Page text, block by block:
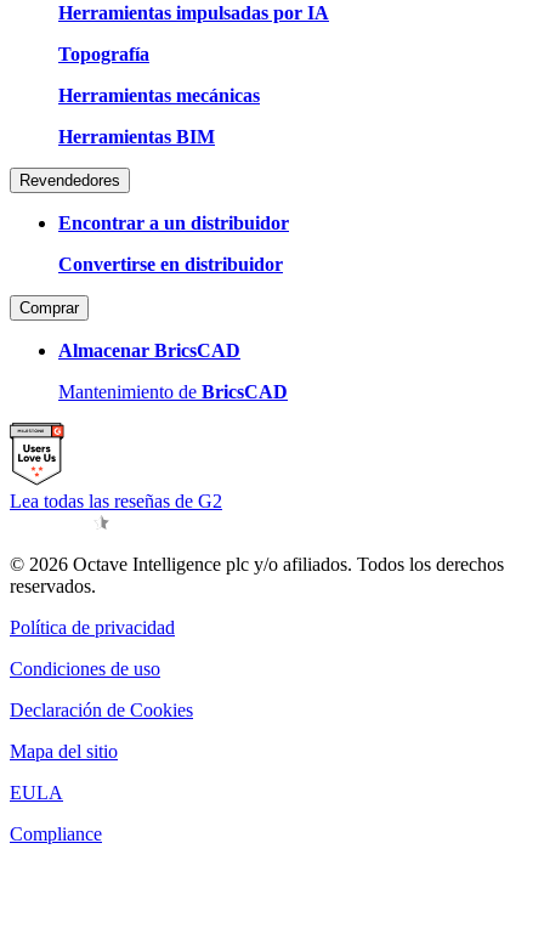
Herramientas impulsadas por IA
Topografía
Herramientas mecánicas
Herramientas BIM
Revendedores
Encontrar a un distribuidor
Convertirse en distribuidor
Comprar
Almacenar BricsCAD
Mantenimiento de BricsCAD
Lea todas las reseñas de G2
© 2026 Octave Intelligence plc y/o afiliados. Todos los derechos
reservados.
Política de privacidad
Condiciones de uso
Declaración de Cookies
Mapa del sitio
EULA
Compliance